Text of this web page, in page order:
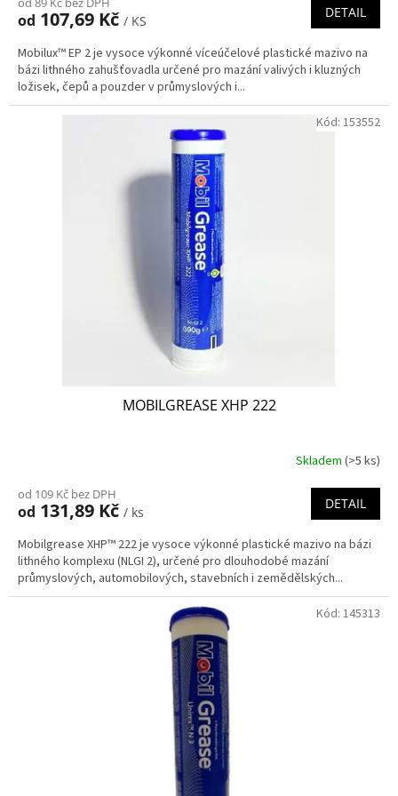
od 107,69 Kč / KS
DETAIL
Mobilux™ EP 2 je vysoce výkonné víceúčelové plastické mazivo na
bázi lithného zahušťovadla určené pro mazání valivých i kluzných
ložisek, čepů a pouzder v průmyslových i...
MOBILGREASE XHP 222
Skladem (>5 ks)
od 109 Kč bez DPH
od 131,89 Kč / ks
DETAIL
Mobilgrease XHP™ 222 je vysoce výkonné plastické mazivo na bázi
lithného komplexu (NLGI 2), určené pro dlouhodobé mazání
průmyslových, automobilových, stavebních i zemědělských...
Kód: 153552
Kód: 145313